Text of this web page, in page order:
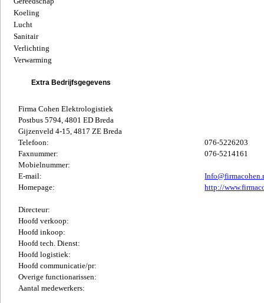
Koeling
Lucht
Sanitair
Verlichting
Verwarming
Extra Bedrijfsgegevens
Firma Cohen Elektrologistiek
Postbus 5794, 4801 ED Breda
Gijzenveld 4-15, 4817 ZE Breda
Telefoon:
076-5226203
Faxnummer:
076-5214161
Mobielnummer:
E-mail:
Homepage:
http://
Directeur:
Hoofd verkoop:
Hoofd inkoop:
Hoofd tech. Dienst:
Hoofd logistiek:
Hoofd communicatie/pr:
Overige functionarissen:
Aantal medewerkers: